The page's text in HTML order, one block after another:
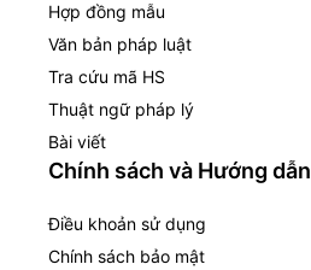
Hợp đồng mẫu
Văn bản pháp luật
Tra cứu mã HS
Thuật ngữ pháp lý
Bài viết
Chính sách và Hướng dẫn
Điều khoản sử dụng
Chính sách bảo mật